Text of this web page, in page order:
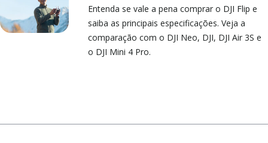
Entenda se vale a pena comprar o DJI Flip e
saiba as principais especificações. Veja a
comparação com o DJI Neo, DJI, DJI Air 3S e
o DJI Mini 4 Pro.